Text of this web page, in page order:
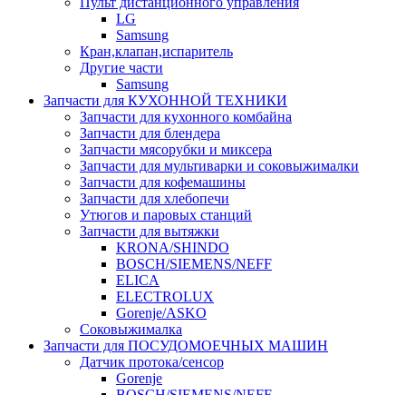
LG
Samsung
Кран,клапан,испаритель
Другие части
Samsung
Запчасти для КУХОННОЙ ТЕХНИКИ
Запчасти для кухонного комбайна
Запчасти для блендера
Запчасти мясорубки и миксера
Запчасти для мультиварки и соковыжималки
Запчасти для кофемашины
Запчасти для хлебопечи
Утюгов и паровых станций
Запчасти для вытяжки
KRONA/SHINDO
BOSCH/SIEMENS/NEFF
ELICA
ELECTROLUX
Gorenje/ASKO
Соковыжималка
Запчасти для ПОСУДОМОЕЧНЫХ МАШИН
Датчик протока/сенсор
Gorenje